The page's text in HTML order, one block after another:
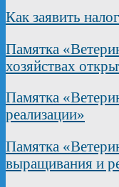
Как заявить
Памятка
хозяйствах
Памятка
реализации»
Памятка
выращивания и